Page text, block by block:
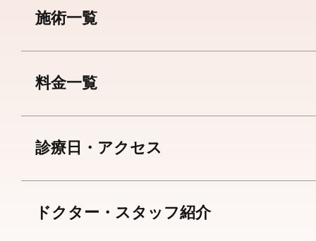
施術一覧
料金一覧
診療日・アクセス
ドクター・スタッフ紹介